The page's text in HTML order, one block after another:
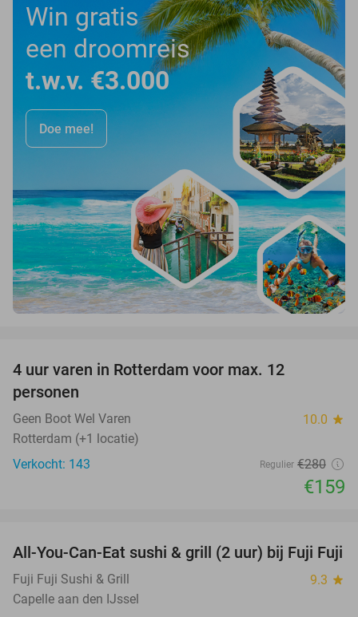
Win gratis
een droomreis
t.w.v. €3.000
Doe mee!
4 uur varen in Rotterdam voor max. 12
personen
Geen Boot Wel Varen 10.0 star
Rotterdam (+1 locatie)
Verkocht: 143
Regulier €280
€159
21%
All-You-Can-Eat sushi & grill (2 uur) bij Fuji Fuji
Fuji Fuji Sushi & Grill 9.3 star
Capelle aan den IJssel